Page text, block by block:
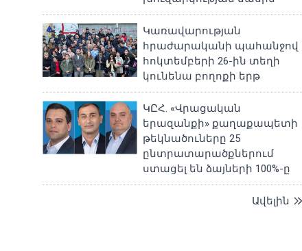
Կառավարության
հրաժարականի պահանջով
հոկտեմբերի 26-ին տեղի
կունենա բողոքի երթ
ԿԸՀ. «Վրացական
երազանքի» քաղաքապետի
թեկնածուները 25
ընտրատարածքներում
ստացել են ձայների 100%-ը
Ավելին